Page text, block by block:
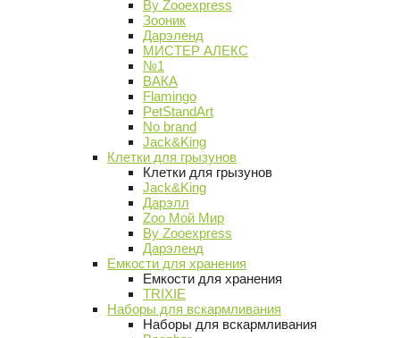
By Zooexpress
Зооник
Дарэленд
МИСТЕР АЛЕКС
№1
ВАКА
Flamingo
PetStandArt
No brand
Jack&King
Клетки для грызунов
Клетки для грызунов
Jack&King
Дарэлл
Zoo Мой Мир
By Zooexpress
Дарэленд
Емкости для хранения
Емкости для хранения
TRIXIE
Наборы для вскармливания
Наборы для вскармливания